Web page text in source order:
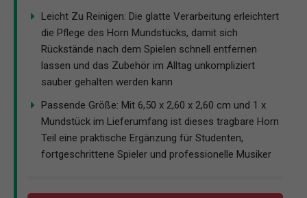
Leicht Zu Reinigen: Die glatte Verarbeitung erleichtert
die Pflege des Horn Mundstücks, damit sich
Rückstände nach dem Spielen schnell entfernen
lassen und das Zubehör im Alltag unkompliziert
sauber gehalten werden kann
Passende Größe: Mit 6,50 x 2,60 x 2,60 cm und 1 x
Mundstück im Lieferumfang ist dieses tragbare Horn
Teil eine praktische Ergänzung für Studenten,
fortgeschrittene Spieler und professionelle Musiker